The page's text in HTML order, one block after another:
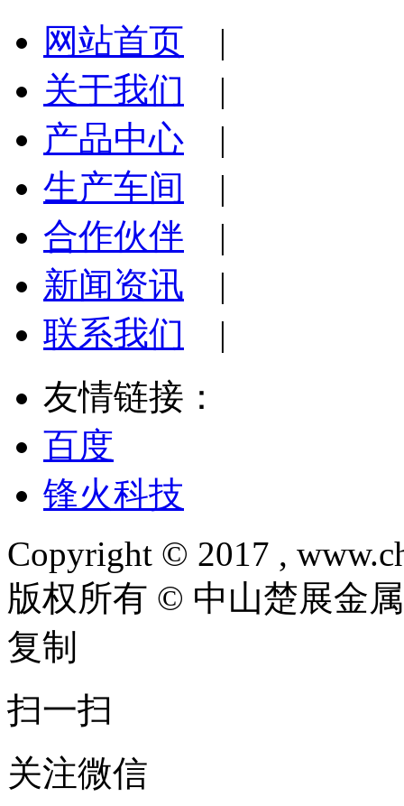
网站首页 |
关于我们 |
产品中心 |
生产车间 |
合作伙伴 |
新闻资讯 |
联系我们 |
友情链接：
百度
锋火科技
Copyright © 2017 ,
版权所有 © 中山楚展金
复制
扫一扫
关注微信